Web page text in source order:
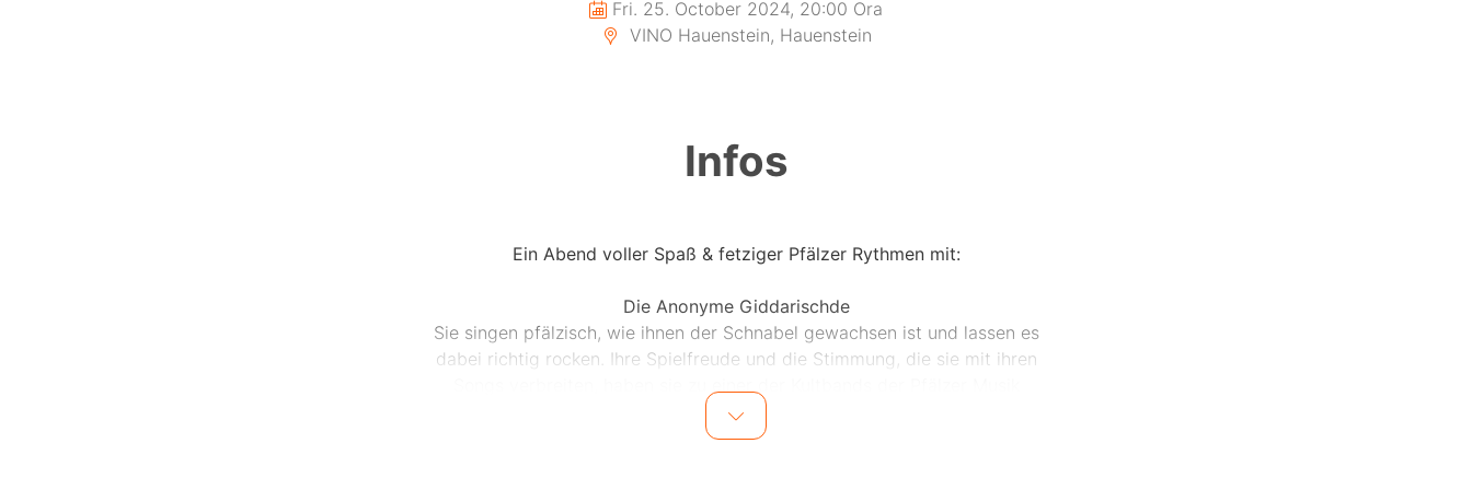
Fri. 25. October 2024, 20:00 Ora
VINO Hauenstein, Hauenstein
Infos
Ein Abend voller Spaß & fetziger Pfälzer Rythmen mit:
Die Anonyme Giddarischde
Sie singen pfälzisch, wie ihnen der Schnabel gewachsen ist und lassen es
dabei richtig rocken. Ihre Spielfreude und die Stimmung, die sie mit ihren
gemacht.